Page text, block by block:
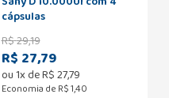
cápsulas
R$29,19
R$ 27,79
ou1x deR$27,79
Economia de R$ 1,40